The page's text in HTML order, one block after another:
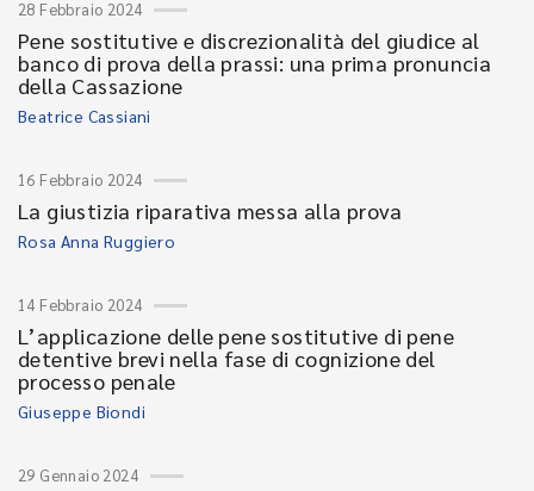
28 Febbraio 2024
Pene sostitutive e discrezionalità del giudice al
banco di prova della prassi: una prima pronuncia
della Cassazione
Beatrice Cassiani
16 Febbraio 2024
La giustizia riparativa messa alla prova
Rosa Anna Ruggiero
14 Febbraio 2024
L’applicazione delle pene sostitutive di pene
detentive brevi nella fase di cognizione del
processo penale
Giuseppe Biondi
29 Gennaio 2024